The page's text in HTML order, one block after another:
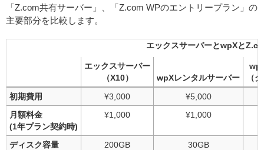
「Z.com共有サーバー」、「Z.com WPのエントリープラン」の
主要部分を比較します。
エックスサーバーとwpXと
エックスサーバー
（X10）
wpXレンタルサーバー
（
初期費用
¥3,000
¥5,000
月額料金
(1年プラン契約時)
¥1,000 ¥1,000
ディスク容量
200GB
30GB